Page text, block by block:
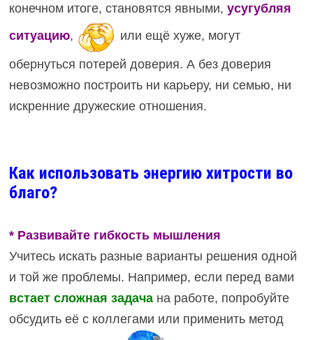
конечном итоге, становятся явными, усугубляя
ситуацию, или ещё хуже, могут
обернуться потерей доверия. А без доверия
невозможно построить ни карьеру, ни семью, ни
искренние дружеские отношения.
Как использовать энергию хитрости во
благо?
* Развивайте гибкость мышления
Учитесь искать разные варианты решения одной
и той же проблемы. Например, если перед вами
встает сложная задачана работе, попробуйте
обсудить её с коллегами или применить метод